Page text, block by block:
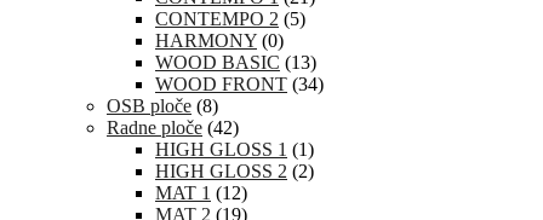
CONTEMPO 2 (5)
HARMONY (0)
WOOD BASIC (13)
WOOD FRONT (34)
OSB ploče (8)
Radne ploče (42)
HIGH GLOSS 1 (1)
HIGH GLOSS 2 (2)
MAT 1 (12)
MAT 2 (19)